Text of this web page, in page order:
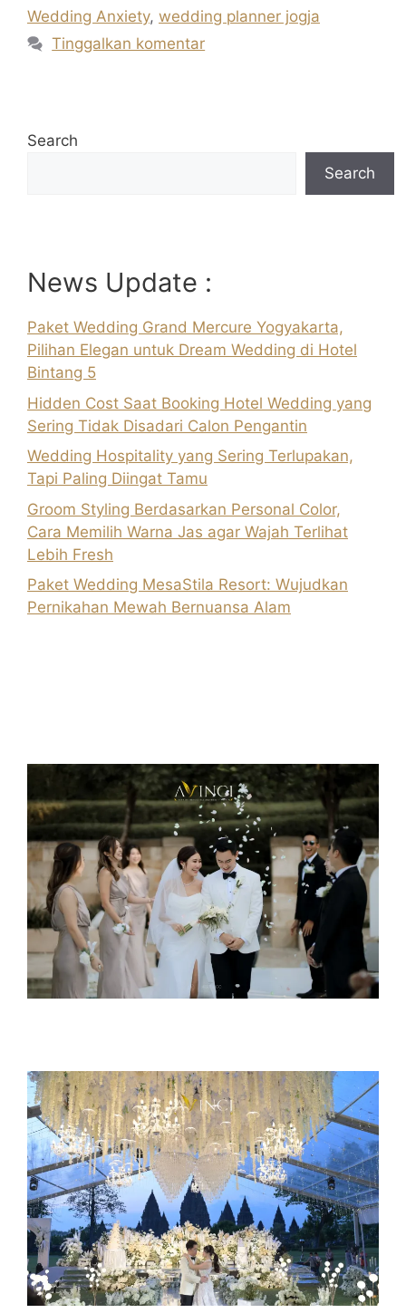
Wedding Anxiety, wedding planner jogja
Tinggalkan komentar
Search
Search
News Update :
Paket Wedding Grand Mercure Yogyakarta,
Pilihan Elegan untuk Dream Wedding di Hotel
Bintang 5
Hidden Cost Saat Booking Hotel Wedding yang
Sering Tidak Disadari Calon Pengantin
Wedding Hospitality yang Sering Terlupakan,
Tapi Paling Diingat Tamu
Groom Styling Berdasarkan Personal Color,
Cara Memilih Warna Jas agar Wajah Terlihat
Lebih Fresh
Paket Wedding MesaStila Resort: Wujudkan
Pernikahan Mewah Bernuansa Alam